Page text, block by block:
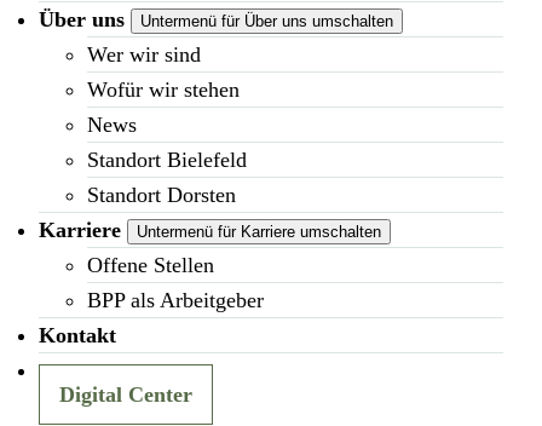
Über uns
Untermenü für Über uns umschalten
Wer wir sind
Wofür wir stehen
News
Standort Bielefeld
Standort Dorsten
Karriere
Untermenü für Karriere umschalten
Offene Stellen
BPP als Arbeitgeber
Kontakt
Digital Center